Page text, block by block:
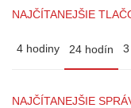
NAJČÍTANEJŠIE
4 hodiny 24 hodín
NAJČÍTANEJŠIE